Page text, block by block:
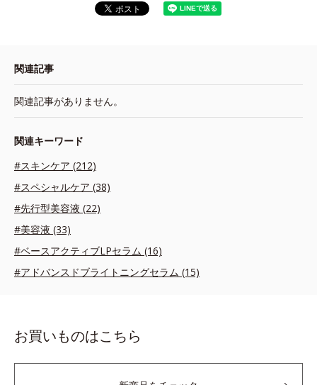
関連記事
関連記事がありません。
関連キーワード
#スキンケア (212)
#スペシャルケア (38)
#先行型美容液 (22)
#美容液 (33)
#ベースアクティブLPセラム (16)
#アドバンスドブライトニングセラム (15)
お買いものはこちら